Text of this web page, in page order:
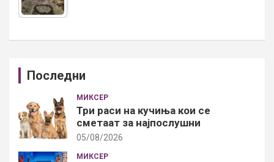
Последни
МИКСЕР
Три раси на кучиња кои се
сметаат за најпослушни
05/08/2026
МИКСЕР